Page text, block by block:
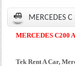
MERCEDES
MERCEDES C200
Tek Rent A Car,